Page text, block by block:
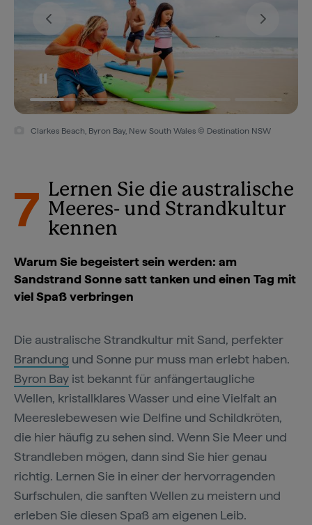
Clarkes Beach, Byron Bay, New South Wales © Destination NSW
7 Lernen Sie die australische
Meeres- und Strandkultur
kennen
Warum Sie begeistert sein werden: am
Sandstrand Sonne satt tanken und einen Tag mit
viel Spaß verbringen
Die australische Strandkultur mit Sand, perfekter
Brandung und Sonne pur muss man erlebt haben.
Byron Bay ist bekannt für anfängertaugliche
Wellen, kristallklares Wasser und eine Vielfalt an
Meereslebewesen wie Delfine und Schildkröten,
die hier häufig zu sehen sind. Wenn Sie Meer und
Strandleben mögen, dann sind Sie hier genau
richtig. Lernen Sie in einer der hervorragenden
Surfschulen, die sanften Wellen zu meistern und
erleben Sie diesen Spaß am eigenen Leib.